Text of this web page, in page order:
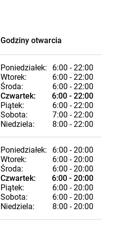
Godziny otwarcia
Poniedziałek:
6:00 - 22:00
Wtorek:
6:00 - 22:00
Środa:
6:00 - 22:00
Czwartek:
6:00 - 22:00
Piątek:
6:00 - 22:00
Sobota:
7:00 - 22:00
Niedziela:
8:00 - 22:00
Poniedziałek:
6:00 - 20:00
Wtorek:
6:00 - 20:00
Środa:
6:00 - 20:00
Czwartek:
6:00 - 20:00
Piątek:
6:00 - 20:00
Sobota:
6:00 - 20:00
Niedziela:
8:00 - 20:00